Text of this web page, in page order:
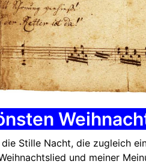
Stille Nacht, die zugleich
und meiner